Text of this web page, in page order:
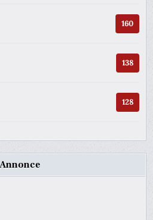
160
138
128
Annonce